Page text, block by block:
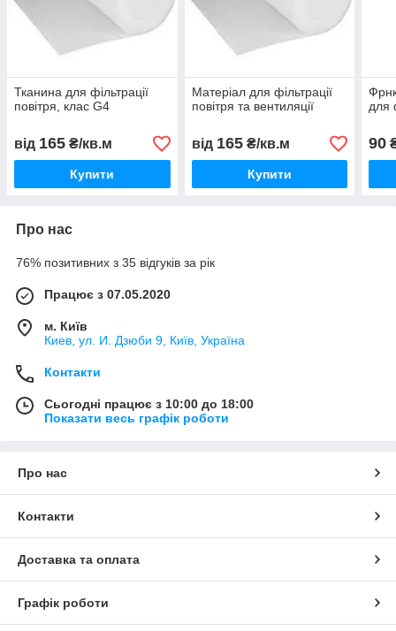
Тканина для фільтрації
повітря, клас G4
від 165 ₴/кв.м
Купити
Матеріал для фільтрації
повітря та вентиляції
від 165₴/кв.м
Купити
для
90
Про нас
76% позитивних з 35 відгуків за рік
Працює з 07.05.2020
м. Київ
Киев, ул. И. Дзюби 9, Київ, Україна
Контакти
Сьогодні працює з 10:00 до 18:00
Показати весь графік роботи
Про нас
Контакти
Доставка та оплата
Графік роботи